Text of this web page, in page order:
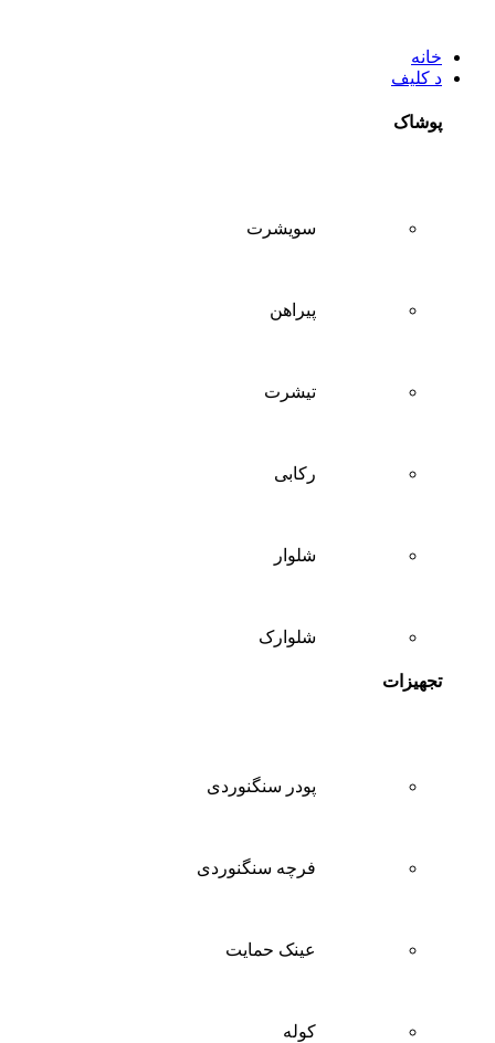
خانه
د کلیف
پوشاک
سويشرت
پیراهن
تيشرت
ركابی
شلوار
شلوارک
تجهیزات
پودر سنگنوردی
فرچه سنگنوردی
عینک حمایت
کوله